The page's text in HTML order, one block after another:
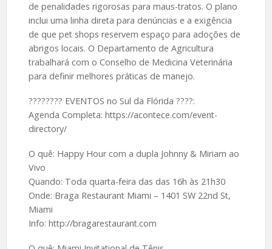
de penalidades rigorosas para maus-tratos. O plano
inclui uma linha direta para denúncias e a exigência
de que pet shops reservem espaço para adoções de
abrigos locais. O Departamento de Agricultura
trabalhará com o Conselho de Medicina Veterinária
para definir melhores práticas de manejo.
????️???? EVENTOS no Sul da Flórida ????:
Agenda Completa: https://acontece.com/event-
directory/
O quê: Happy Hour com a dupla Johnny & Miriam ao
Vivo
Quando: Toda quarta-feira das das 16h às 21h30
Onde: Braga Restaurant Miami – 1401 SW 22nd St,
Miami
Info: http://bragarestaurant.com